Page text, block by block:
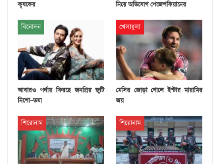
কৃষকের
নিয়ে অভিযোগ পেজেশকিয়ানের
বিনোদন
আবারও পর্দায় ফিরছে জনপ্রিয় জুটি
নিশো–তমা
খেলাধুলা
মেসির জোড়া গোলে ইন্টার মায়ামির
জয়
শিরোনাম শিরোনাম